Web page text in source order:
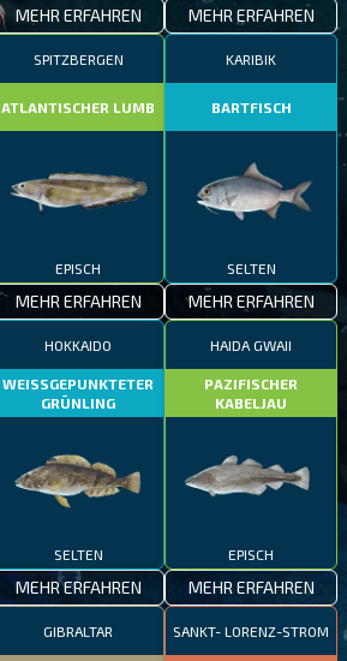
MEHR ERFAHREN MEHR ERFAHREN
SPITZBERGEN
ATLANTISCHER LUMB
EPISCH
MEHR ERFAHREN
KARIBIK
BARTFISCH
SELTEN
MEHR ERFAHREN
HOKKAIDO
WEISSGEPUNKTETER
GRÜNLING
SELTEN
MEHR ERFAHREN
HAIDA GWAII
PAZIFISCHER
KABELJAU
EPISCH
MEHR ERFAHREN
GIBRALTAR SANKT- LORENZ-STROM